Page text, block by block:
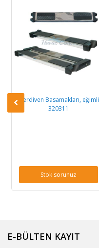
Merdiven Basamakları, eğimli
320311
Stok sorunuz
E-BÜLTEN KAYIT